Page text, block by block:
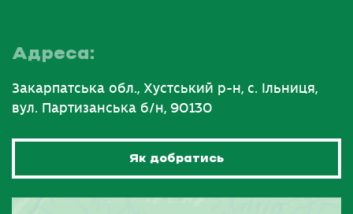
Адреса:
Закарпатська обл., Хустський р-н, с. Ільниця,
вул. Партизанська б/н, 90130
Як добратись